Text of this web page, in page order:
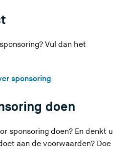
Vul dan het
sponsoring
doen
sponsoring doen? En denkt u
aan de voorwaarden? Doe